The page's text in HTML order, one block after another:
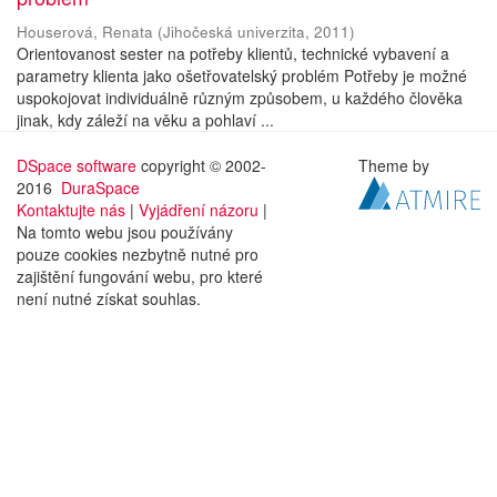
Houserová, Renata (Jihočeská univerzita, 2011)
Orientovanost sester na potřeby klientů, technické vybavení a
parametry klienta jako ošetřovatelský problém Potřeby je možné
uspokojovat individuálně různým způsobem, u každého člověka
jinak, kdy záleží na věku a pohlaví ...
DSpace software copyright © 2002-
2016 DuraSpace
Kontaktujte nás | Vyjádření názoru |
Na tomto webu jsou používány
pouze cookies nezbytně nutné pro
zajištění fungování webu, pro které
není nutné získat souhlas.
Theme by